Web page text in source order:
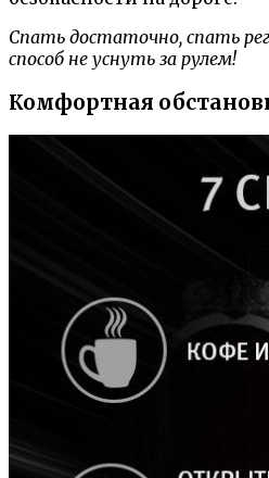
Спать достаточно, спать
способ не уснуть за рулем!
Комфортная